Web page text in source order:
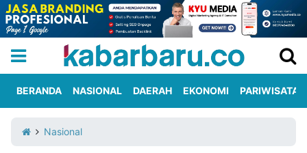
Iklan
Berita
Kami
BERANDA NASIONAL DAERAH EKONOMI PARIWISATA
Nasional